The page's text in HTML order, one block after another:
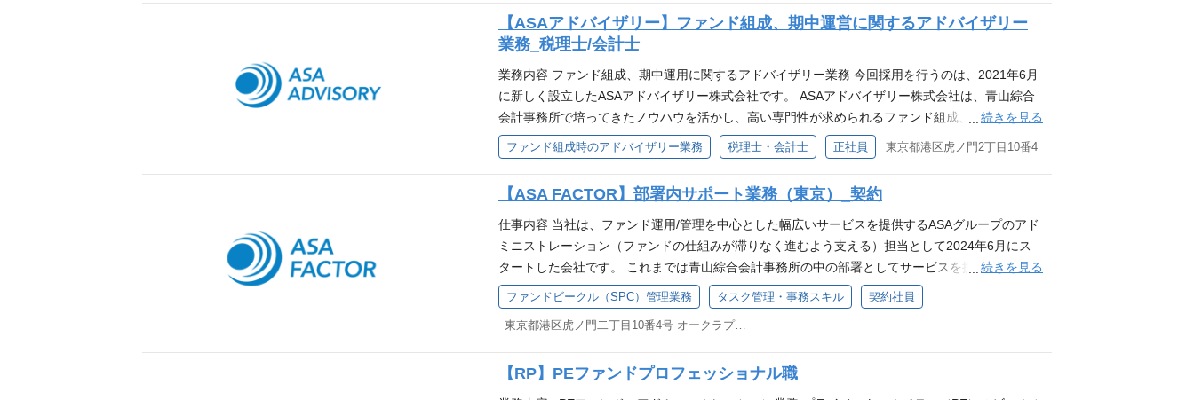
Cの資金管理全般であり、SPC全体の流れを理解し、プロジェクトが円滑に進むように期日管理を
行いながら、資金管理を正確かつ迅速に実行していただきます。このポジションは、ファンド内
部の牽制機能の維持・強化だけでなく、プロジェクト支える上で極めて重要な役割を果たしま
す。 また、社内の他部署との連携も多く発生するため、全社視点を持ち、スピード感と正確性を
両立させながら業務を推進することが求められます。将来的には、顧客や関係者との調整、業務
改善・効率化の提案にも積極的に関わり、投資プロジェクト全体を支える不可欠な存在として、
未経験から専門性を高めていくことを期待しています。 やりがい ファンドのスタートから完了ま
で、一連の流れに関わることができます。 業務を進めるためには、お客様や社内外の関係者とコ
ミュニケーションをとる必要があるため、高いコミュニケーション能力や調整力が求められま
す。 そのため、大きな裁量と高い専門性を身につけることが可能です。 また、お客様は海外の金
融機関や投資家も多く、英語でのコミュニケーションが必要になる場面もあります。 （文書読
解、メール等でのコミュニケーションがメインです。専用翻訳サイトもありますのでご安心くだ
さい。スピーキングは特に必要ありません。） ファンド全体のコントロールを経験する中で、会
計・税務や法務に興味を持っていただいた場合は、異動も含め、業務範囲や経験を拡げてさらな
るスキルアップを目指すことも可能です。 チームの雰囲気 ファンドアドミニストレーション業務
を幅広く提供しているチームですが、業務内容によって大きく3つに分かれています。約80名のメ
づらいのか」「何に困ることが多いか」などをよく知っているため、教え合い、助け合いなが
【ASAアドバイザリー】ファンド組成、期中運営に関するアドバイザリー
業務_税理士/会計士
業務内容 ファンド組成、期中運用に関するアドバイザリー業務 今回採用を行うのは、2021年6月
に新しく設立したASAアドバイザリー株式会社です。 ASAアドバイザリー株式会社は、青山綜合
会計事務所で培ってきたノウハウを活かし、高い専門性が求められるファンド組成、期中運用に
関するアドバイザリー、多種多様な証券化案件の組成に関するアドバイザリー等によって、金
融、不動産を中心とするビジネスをサポートするために立ち上がった法人です。 当面は、お客様
ネジャーに対する業務サポートの2つを軸にサービスを提供しますが、高い専門性を発揮して、金
融、不動産を中心とするビジネスをサポートするというビジョンのもとに、サービス領域を随時
拡大していきます。 今回の採用については、ファンドスキーム組成時のアドバイザリー業務、投
資ストラクチャーにおける財務モデルやキャッシュフローモデルの作成業務、財務・税務デュー
デリジェンスなど、お客様のニーズに幅広く応えるためのサービス提供とそれらサービス提供ノ
ウハウの構築に、ともにチャレンジいただける方を募集しています。 上記すべての業務経験をお
持ちの方を求めているということではありません。会計税務の専門知識をお持ちの方、お客様の
期待に応える様々なサービスの提供を通じ、当社のビジョン実現に向けて、新たな事業の創出、
事業を育てていくことに尽力いただける方を希望しています。 現在、社員数は3名（男性1名、女
続きを見る
ファンド組成時のアドバイザリー業務 税理士・会計士 正社員 東京都港区虎ノ門2丁目10番4
【ASA FACTOR】部署内サポート業務（東京）_契約
仕事内容 当社は、ファンド運用/管理を中心とした幅広いサービスを提供するASAグループのアド
ミニストレーション（ファンドの仕組みが滞りなく進むよう支える）担当として2024年6月にス
タートした会社です。 これまでは青山綜合会計事務所の中の部署としてサービスを提供しており
ましたが、よりサービスの幅を広げるべく法人化いたしました。 今回のポジションは、広いアド
ミニストレーション業務の中で次のお仕事をお願いしたいと考えています。 ・書類の郵送、PDF
化、担当者への配付、ファイリング ・社内申請/稟議書の作成 ・銀行提出書類の作成 ・金融機関
や役所での書類提出/取得 ・インターネットバンキングへのデータ登録 ・社内システムへのデー
タ登録 ・社内担当者やお客様への電話やメールでの確認など ★おしごとのやりがい★ 「大事な
仕事だけど、他にもやることがある…」「できればだれかにやってもらいたい…」 そんな社内の
続きを見る
ファンドビークル（SPC）管理業務 タスク管理・事務スキル 契約社員
東京都港区虎ノ門二丁目10番4号 オークラプレステージタワー10階
【RP】PEファンドプロフェッショナル職